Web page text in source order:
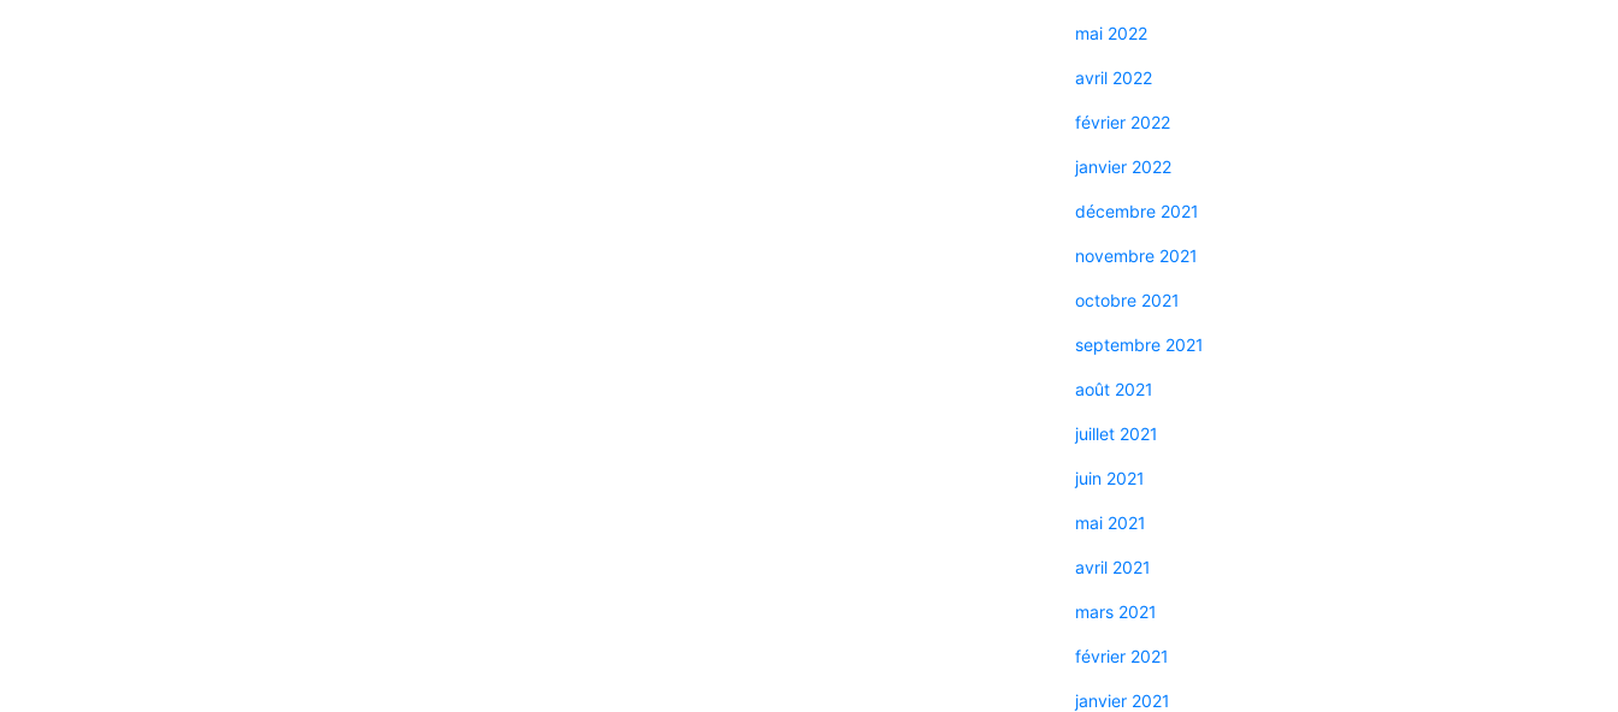
mai 2022
avril 2022
février 2022
janvier 2022
décembre 2021
novembre 2021
octobre 2021
septembre 2021
août 2021
juillet 2021
juin 2021
mai 2021
avril 2021
mars 2021
février 2021
janvier 2021